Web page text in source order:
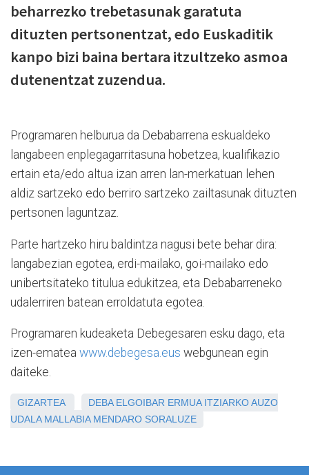
beharrezko trebetasunak garatuta
dituzten pertsonentzat, edo Euskaditik
kanpo bizi baina bertara itzultzeko asmoa
dutenentzat zuzendua.
Programaren helburua da Debabarrena eskualdeko
langabeen enplegagarritasuna hobetzea, kualifikazio
ertain eta/edo altua izan arren lan-merkatuan lehen
aldiz sartzeko edo berriro sartzeko zailtasunak dituzten
pertsonen laguntzaz.
Parte hartzeko hiru baldintza nagusi bete behar dira:
langabezian egotea, erdi-mailako, goi-mailako edo
unibertsitateko titulua edukitzea, eta Debabarreneko
udalerriren batean erroldatuta egotea.
Programaren kudeaketa Debegesaren esku dago, eta
izen-ematea www.debegesa.eus webgunean egin
daiteke.
GIZARTEA DEBA ELGOIBAR ERMUA ITZIARKO AUZO
UDALA MALLABIA MENDARO SORALUZE